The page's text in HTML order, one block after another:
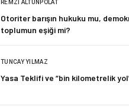
REMZI ALTUNPOLAT
Otoriter barışın hukuku mu,
toplumun eşiği mi?
TUNCAY YILMAZ
Yasa Teklifi ve “bin kilometrelik